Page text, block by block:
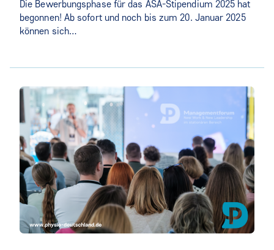
Die Bewerbungsphase für das ASA-Stipendium 2025 hat
begonnen! Ab sofort und noch bis zum 20. Januar 2025
können sich…